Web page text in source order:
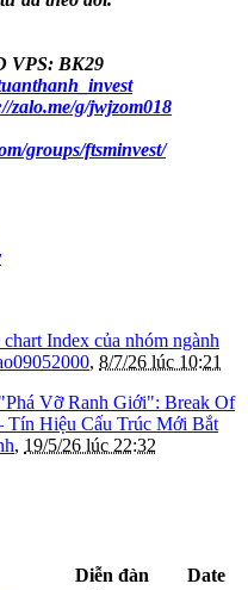
VPS: BK29
zalo.me/g/jwjzom018
groups/ftsminvest/
Index của nhóm ngành
, 8/7/26 lúc 10:21
Vỡ Ranh Giới": Break Of
Hiệu Cấu Trúc Mới Bắt
, 19/5/26 lúc 22:32
Diễn đàn
Date